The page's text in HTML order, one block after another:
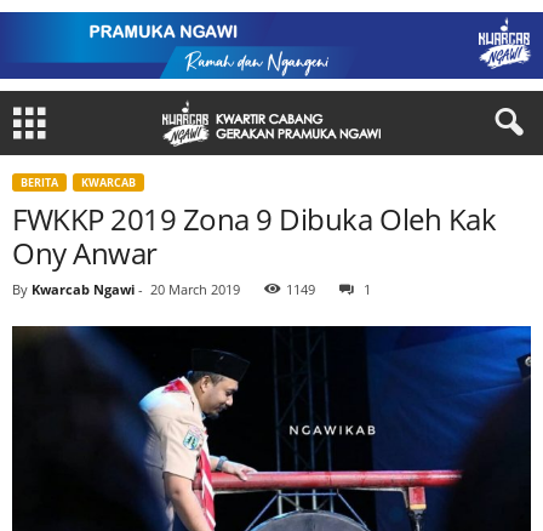
BERITA KWARCAB
FWKKP 2019 Zona 9 Dibuka Oleh Kak
Ony Anwar
By Kwarcab Ngawi - 20 March 2019 1149 1